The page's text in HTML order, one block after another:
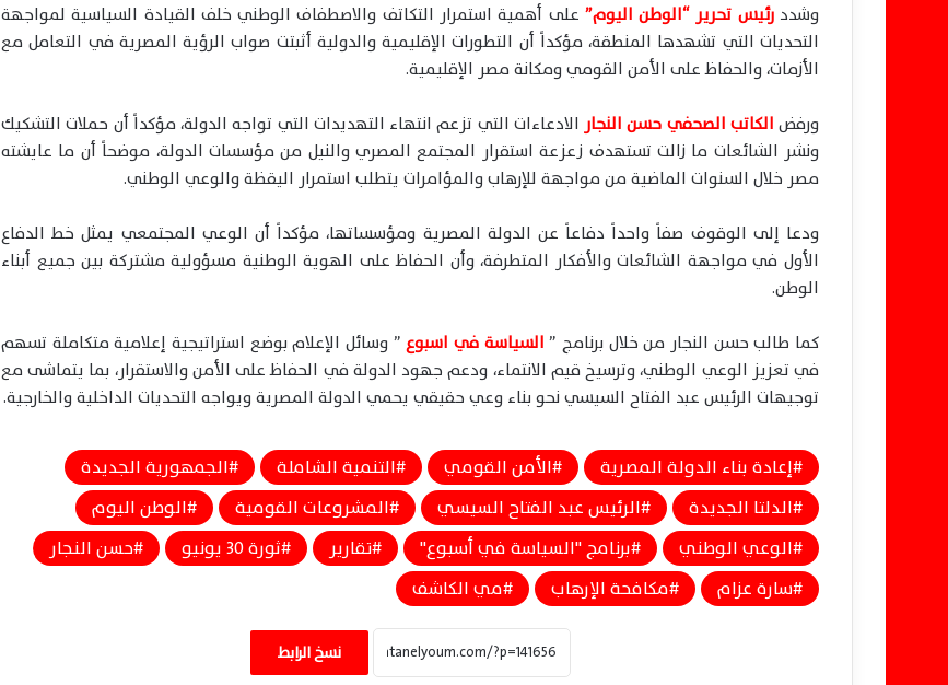
وشددرئيس تحرير “الوطن اليوم” على أهمية استمرار التكاتف والاصطفاف الوطني خلف القيادة السياسية لمواجهة
التحديات التي تشهدها المنطقة، مؤكداً أن التطورات الإقليمية والدولية أثبتت صواب الرؤية المصرية في التعامل مع
الأزمات، والحفاظ على الأمن القومي ومكانة مصر الإقليمية.
ورفض الكاتب الصحفي حسن النجار الادعاءات التي تزعم انتهاء التهديدات التي تواجه الدولة، مؤكداً أن حملات التشكيك
ونشر الشائعات ما زالت تستهدف زعزعة استقرار المجتمع المصري والنيل من مؤسسات الدولة، موضحاً أن ما عايشته
مصر خلال السنوات الماضية من مواجهة للإرهاب والمؤامرات يتطلب استمرار اليقظة والوعي الوطني.
ودعا إلى الوقوف صفاً واحداً دفاعاً عن الدولة المصرية ومؤسساتها، مؤكداً أن الوعي المجتمعي يمثل خط الدفاع
الأول في مواجهة الشائعات والأفكار المتطرفة، وأن الحفاظ على الهوية الوطنية مسؤولية مشتركة بين جميع أبناء
الوطن.
كما طالب حسن النجار من خلال برنامج ” السياسة في اسبوع” وسائل الإعلام بوضع استراتيجية إعلامية متكاملة تسهم
في تعزيز الوعي الوطني، وترسيخ قيم الانتماء، ودعم جهود الدولة في الحفاظ على الأمن والاستقرار، بما يتماشى مع
توجيهات الرئيس عبد الفتاح السيسي نحو بناء وعي حقيقي يحمي الدولة المصرية ويواجه التحديات الداخلية والخارجية.
إعادة بناء الدولة المصرية الأمن القومي التنمية الشاملة
الجمهورية الجديدة
الدلتا الجديدة
الرئيس عبد الفتاح السيسي المشروعات القومية
الوطن اليوم
الوعي الوطني
برنامج "السياسة في أسبوع" تقارير ثورة 30 يونيو
حسن النجار
سارة عزام
مكافحة الإرهاب مي الكاشف
نسخ الرابط
المصرية واجهت شائعات ميناء دمياط
بالشفافية والحقائق